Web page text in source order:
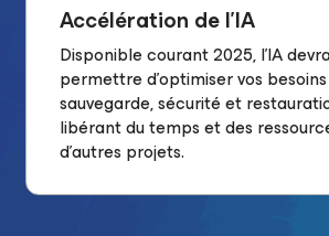
Accélération de l’IA
Disponible courant 2025, l’IA
permettre d’optimiser vos
sauvegarde, sécurité et
libérant du temps et des
d’autres projets.